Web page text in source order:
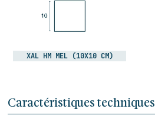
XAL HM MEL (10X10 CM)
Caractéristiques techniques